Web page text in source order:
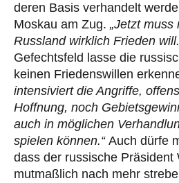
deren Basis verhandelt
Moskau am Zug. „Jetzt muss
Russland wirklich Frieden
Gefechtsfeld lasse die
keinen Friedenswillen
intensiviert die Angriffe,
Hoffnung, noch
auch in möglichen
spielen können.“ Auch dürfe
dass der russische Präsident
mutmaßlich nach mehr